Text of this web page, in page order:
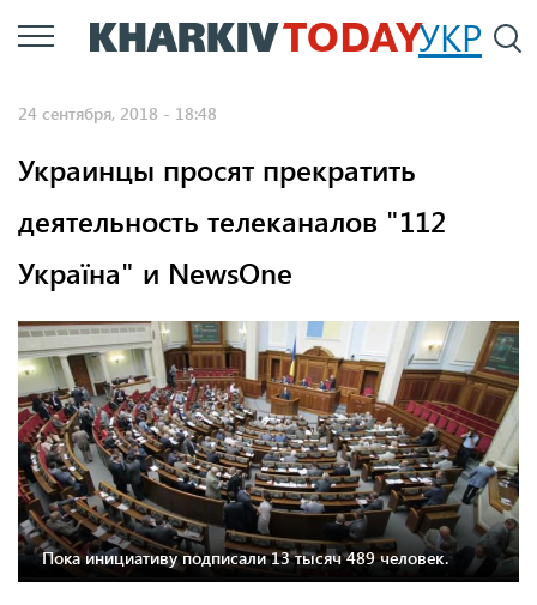
Перейти
к
УКР
24 сентября, 2018 - 18:48
Украинцы просят прекратить
деятельность телеканалов "112
Україна" и NewsOne
Пока инициативу подписали 13 тысяч 489 человек.